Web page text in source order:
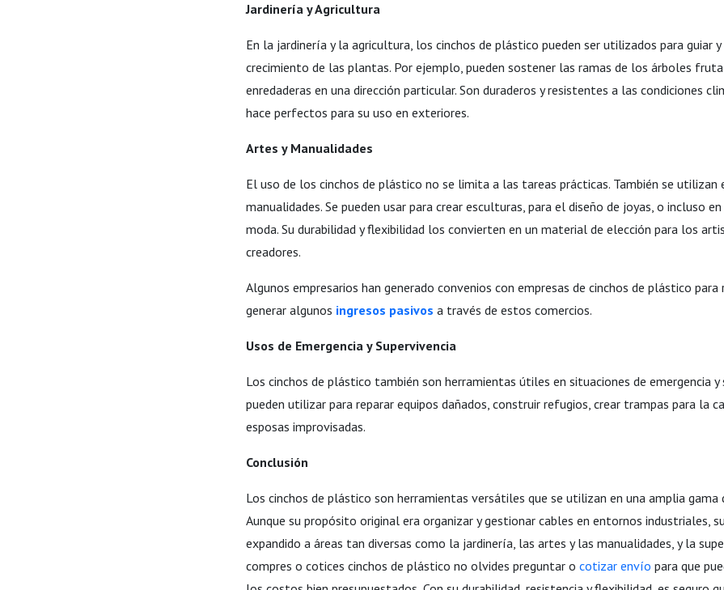
Jardinería y Agricultura
En la jardinería y la agricultura, los cinchos de plástico pueden ser utilizados para guiar
crecimiento de las plantas. Por ejemplo, pueden sostener las ramas de los árboles
enredaderas en una dirección particular. Son duraderos y resistentes a las condiciones
hace perfectos para su uso en exteriores.
Artes y Manualidades
El uso de los cinchos de plástico no se limita a las tareas prácticas. También se utilizan
manualidades. Se pueden usar para crear esculturas, para el diseño de joyas, o incluso
moda. Su durabilidad y flexibilidad los convierten en un material de elección para los
creadores.
Algunos empresarios han generado convenios con empresas de cinchos de plástico para
generar algunos ingresos pasivos a través de estos comercios.
Usos de Emergencia y Supervivencia
Los cinchos de plástico también son herramientas útiles en situaciones de emergencia y
pueden utilizar para reparar equipos dañados, construir refugios, crear trampas para la
esposas improvisadas.
Conclusión
Los cinchos de plástico son herramientas versátiles que se utilizan en una amplia gama
Aunque su propósito original era organizar y gestionar cables en entornos industriales,
expandido a áreas tan diversas como la jardinería, las artes y las manualidades, y la
compres o cotices cinchos de plástico no olvides preguntar o cotizar envío para que